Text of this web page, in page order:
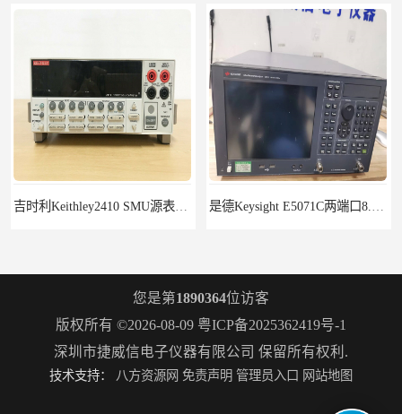
吉时利Keithley2410 SMU源表Keithley2420 是德Keysight E5071C两端口8.5G租赁
您是第1890364位访客
版权所有 ©2026-08-09 粤ICP备2025362419号-1
深圳市捷威信电子仪器有限公司 保留所有权利.
技术支持： 八方资源网 免责声明 管理员入口 网站地图